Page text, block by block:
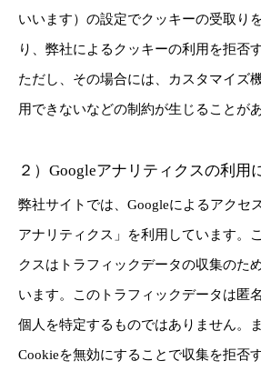
いいます）の設定でクッキーの受取り
り、弊社によるクッキーの利用を拒否
ただし、その場合には、カスタマイズ
用できないなどの制約が生じることが
２）Googleアナリティクスの利用
弊社サイトでは、Googleによるアクセ
アナリティクス」を利用しています。
クスはトラフィックデータの収集のた
います。このトラフィックデータは匿
個人を特定するものではありません。
Cookieを無効にすることで収集を拒否